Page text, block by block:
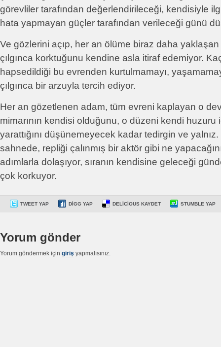
görevliler tarafından değerlendirileceği, kendisiyle
hata yapmayan güçler tarafından verileceği günü
Ve gözlerini açıp, her an ölüme biraz daha
çılgınca korktuğunu kendine asla itiraf edemiyor.
hapsedildiği bu evrenden kurtulmamayı,
çılgınca bir arzuyla tercih ediyor.
Her an gözetlenen adam, tüm evreni kaplayan o
mimarının kendisi olduğunu, o düzeni kendi huzuru
yarattığını düşünemeyecek kadar tedirgin ve yalnız.
sahnede, repliği çalınmış bir aktör gibi ne
adımlarla dolaşıyor, sıranın kendisine geleceği
çok korkuyor.
TWEET YAP DIGG YAP DELICIOUS KAYDET STUMBLE YAP
Yorum gönder
Yorum göndermek için giriş yapmalısınız.